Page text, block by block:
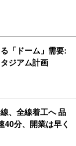
「ドーム」需要:
ジアム計画
、全線着工へ 品
40分、開業は早く